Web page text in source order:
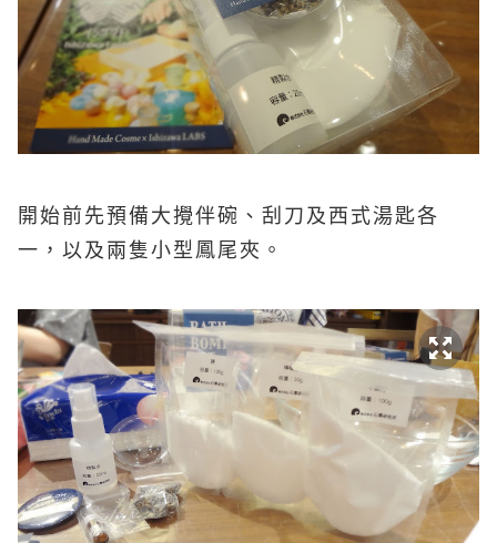
開始前先預備大攪伴碗、刮刀及西式湯匙各
一，以及兩隻小型鳳尾夾。